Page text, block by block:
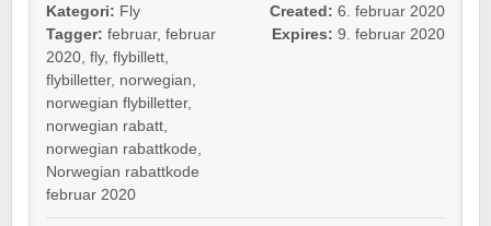
Kategori: Fly
Tagger: februar, februar
2020, fly, flybillett,
flybilletter, norwegian,
norwegian flybilletter,
norwegian rabatt,
norwegian rabattkode,
Norwegian rabattkode
februar 2020
Created: 6. februar 2020
Expires: 9. februar 2020